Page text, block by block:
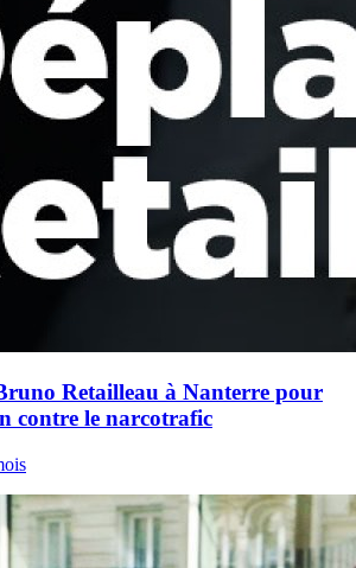
Retailleau à Nanterre pour
contre le narcotrafic